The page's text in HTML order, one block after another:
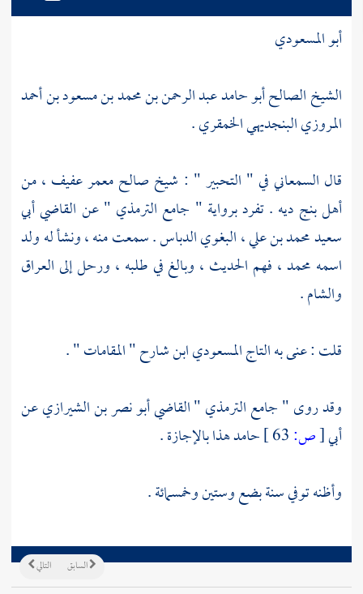
أبو المسعودي
الشيخ الصالح أبو حامد عبد الرحمن بن محمد بن مسعود بن أحمد
المروزي البنجديهي الخمقري .
قال السمعانيفي " التحبير " : شيخ صالح معمر عفيف ، من
أهل بنج ديه . تفرد برواية " جامع الترمذي " عن القاضي أبي
سعيد محمد بن علي ، البغوي الدباس. سمعت منه ، ونشأ له ولد
اسمه محمد، فهم الحديث ، وبالغ في طلبه ، ورحل إلىالعراق
والشام.
قلت : عنى بهالتاج المسعوديابن شارح " المقامات " .
وقد روى " جامعالترمذي"القاضي أبو نصر بن الشيرازيعن
أبي[ص: حامدهذا بالإجازة .
وأظنه توفي سنة بضع وستين وخمسمائة .
التالي السابق